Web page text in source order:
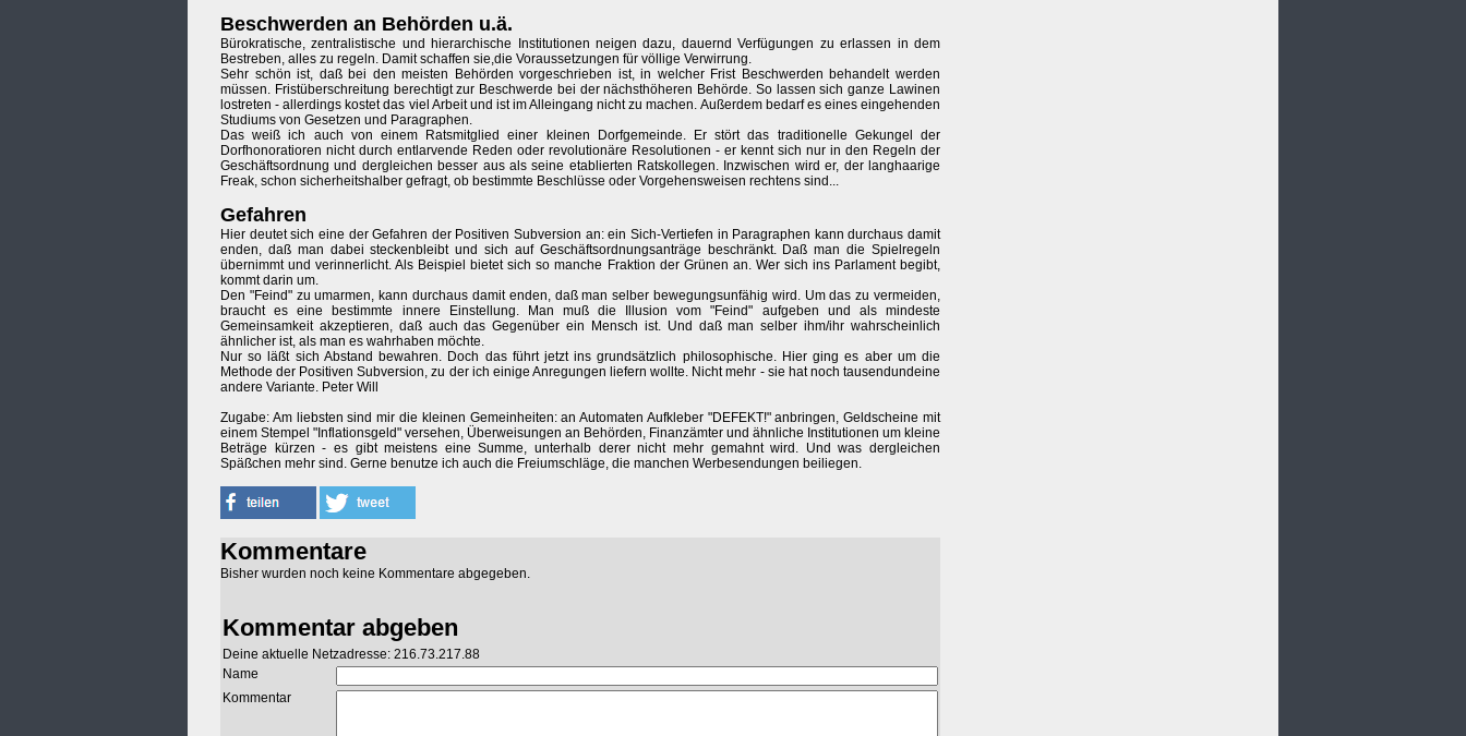
Beschwerden an Behörden u.ä.
Bürokratische, zentralistische und hierarchische Institutionen neigen dazu, dauernd Verfügungen zu erlassen in dem
Bestreben, alles zu regeln. Damit schaffen sie,die Voraussetzungen für völlige Verwirrung.
Sehr schön ist, daß bei den meisten Behörden vorgeschrieben ist, in welcher Frist Beschwerden behandelt werden
müssen. Fristüberschreitung berechtigt zur Beschwerde bei der nächsthöheren Behörde. So lassen sich ganze Lawinen
lostreten - allerdings kostet das viel Arbeit und ist im Alleingang nicht zu machen. Außerdem bedarf es eines eingehenden
Studiums von Gesetzen und Paragraphen.
Das weiß ich auch von einem Ratsmitglied einer kleinen Dorfgemeinde. Er stört das traditionelle Gekungel der
Dorfhonoratioren nicht durch entlarvende Reden oder revolutionäre Resolutionen - er kennt sich nur in den Regeln der
Geschäftsordnung und dergleichen besser aus als seine etablierten Ratskollegen. Inzwischen wird er, der langhaarige
Freak, schon sicherheitshalber gefragt, ob bestimmte Beschlüsse oder Vorgehensweisen rechtens sind...
Gefahren
Hier deutet sich eine der Gefahren der Positiven Subversion an: ein Sich-Vertiefen in Paragraphen kann durchaus damit
enden, daß man dabei steckenbleibt und sich auf Geschäftsordnungsanträge beschränkt. Daß man die Spielregeln
übernimmt und verinnerlicht. Als Beispiel bietet sich so manche Fraktion der Grünen an. Wer sich ins Parlament begibt,
kommt darin um.
Den "Feind" zu umarmen, kann durchaus damit enden, daß man selber bewegungsunfähig wird. Um das zu vermeiden,
braucht es eine bestimmte innere Einstellung. Man muß die Illusion vom "Feind" aufgeben und als mindeste
Gemeinsamkeit akzeptieren, daß auch das Gegenüber ein Mensch ist. Und daß man selber ihm/ihr wahrscheinlich
ähnlicher ist, als man es wahrhaben möchte.
Nur so läßt sich Abstand bewahren. Doch das führt jetzt ins grundsätzlich philosophische. Hier ging es aber um die
Methode der Positiven Subversion, zu der ich einige Anregungen liefern wollte. Nicht mehr - sie hat noch tausendundeine
andere Variante. Peter Will
Zugabe: Am liebsten sind mir die kleinen Gemeinheiten: an Automaten Aufkleber "DEFEKT!" anbringen, Geldscheine mit
einem Stempel "Inflationsgeld" versehen, Überweisungen an Behörden, Finanzämter und ähnliche Institutionen um kleine
Beträge kürzen - es gibt meistens eine Summe, unterhalb derer nicht mehr gemahnt wird. Und was dergleichen
Späßchen mehr sind. Gerne benutze ich auch die Freiumschläge, die manchen Werbesendungen beiliegen.
Kommentare
Bisher wurden noch keine Kommentare abgegeben.
Kommentar abgeben
Deine aktuelle Netzadresse: 216.73.217.88
Name
Kommentar